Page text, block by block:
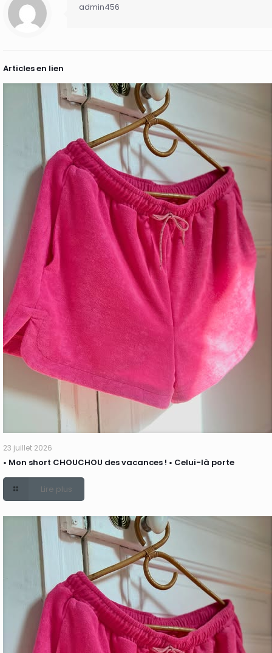
admin456
Articles en lien
23 juillet 2026
• Mon short CHOUCHOU des vacances ! • Celui-là porte
Lire plus